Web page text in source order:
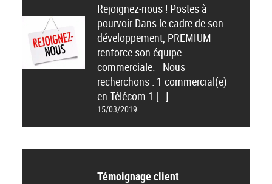
Rejoignez-nous ! Postes à
pourvoir Dans le cadre de son
développement, PREMIUM
renforce son équipe
commerciale. Nous
recherchons : 1 commercial(e)
en Télécom 1 […]
15/03/2019
Témoignage client